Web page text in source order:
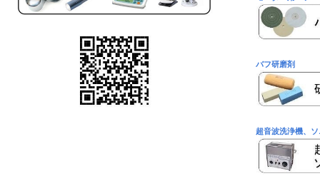
バフ研磨剤
超音波洗浄機、